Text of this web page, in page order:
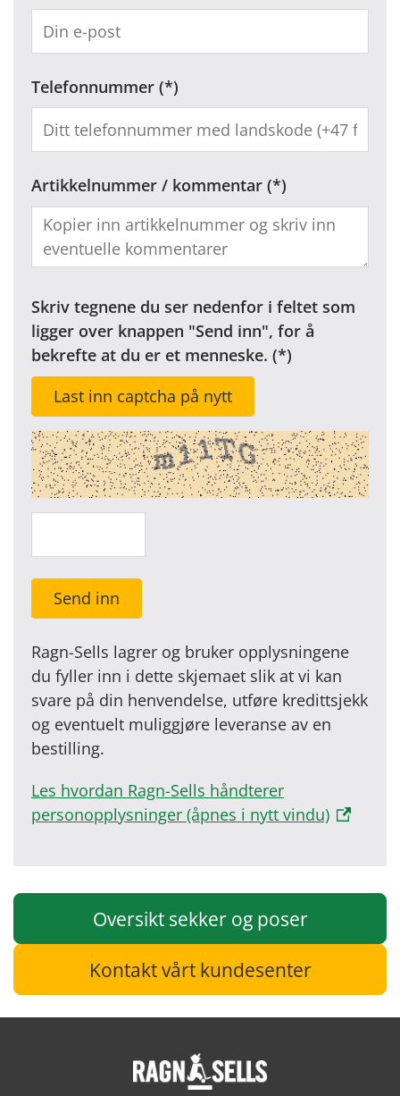
Telefonnummer
Artikkelnummer / kommentar
Skriv tegnene du ser nedenfor i feltet som
ligger over knappen "Send inn", for å
bekrefte at du er et menneske.
Last inn captcha på nytt
Send inn
Ragn-Sells lagrer og bruker opplysningene
du fyller inn i dette skjemaet slik at vi kan
svare på din henvendelse, utføre kredittsjekk
og eventuelt muliggjøre leveranse av en
bestilling.
Les hvordan Ragn-Sells håndterer
personopplysninger (åpnes i nytt vindu)
Oversikt sekker og poser
Kontakt vårt kundesenter